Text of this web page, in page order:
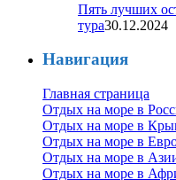
Пять лучших
тура30.12.2024
Навигация
Главная страница
Отдых на море в
Отдых на море в
Отдых на море в
Отдых на море в
Отдых на море в